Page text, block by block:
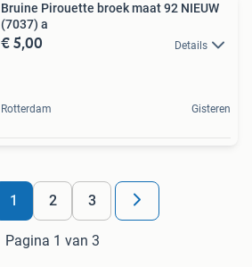
Bruine Pirouette broek maat 92 NIEUW
(7037) a
€ 5,00 Details
Rotterdam Gisteren
1 2 3
Pagina 1 van 3